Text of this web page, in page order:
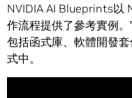
NVIDIA AI Blueprints以
作流程提供了參考實例
包括函式庫、軟體開發
式中。